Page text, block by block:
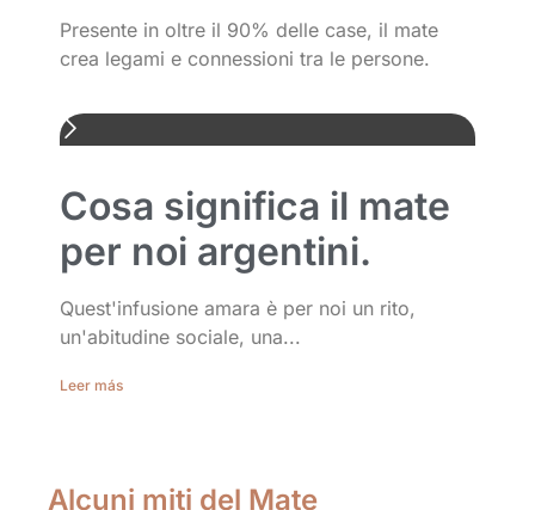
Presente in oltre il 90% delle case, il mate
crea legami e connessioni tra le persone.
Cosa significa il mate
per noi argentini.
Quest'infusione amara è per noi un rito,
un'abitudine sociale, una...
Leer más
Alcuni miti del Mate